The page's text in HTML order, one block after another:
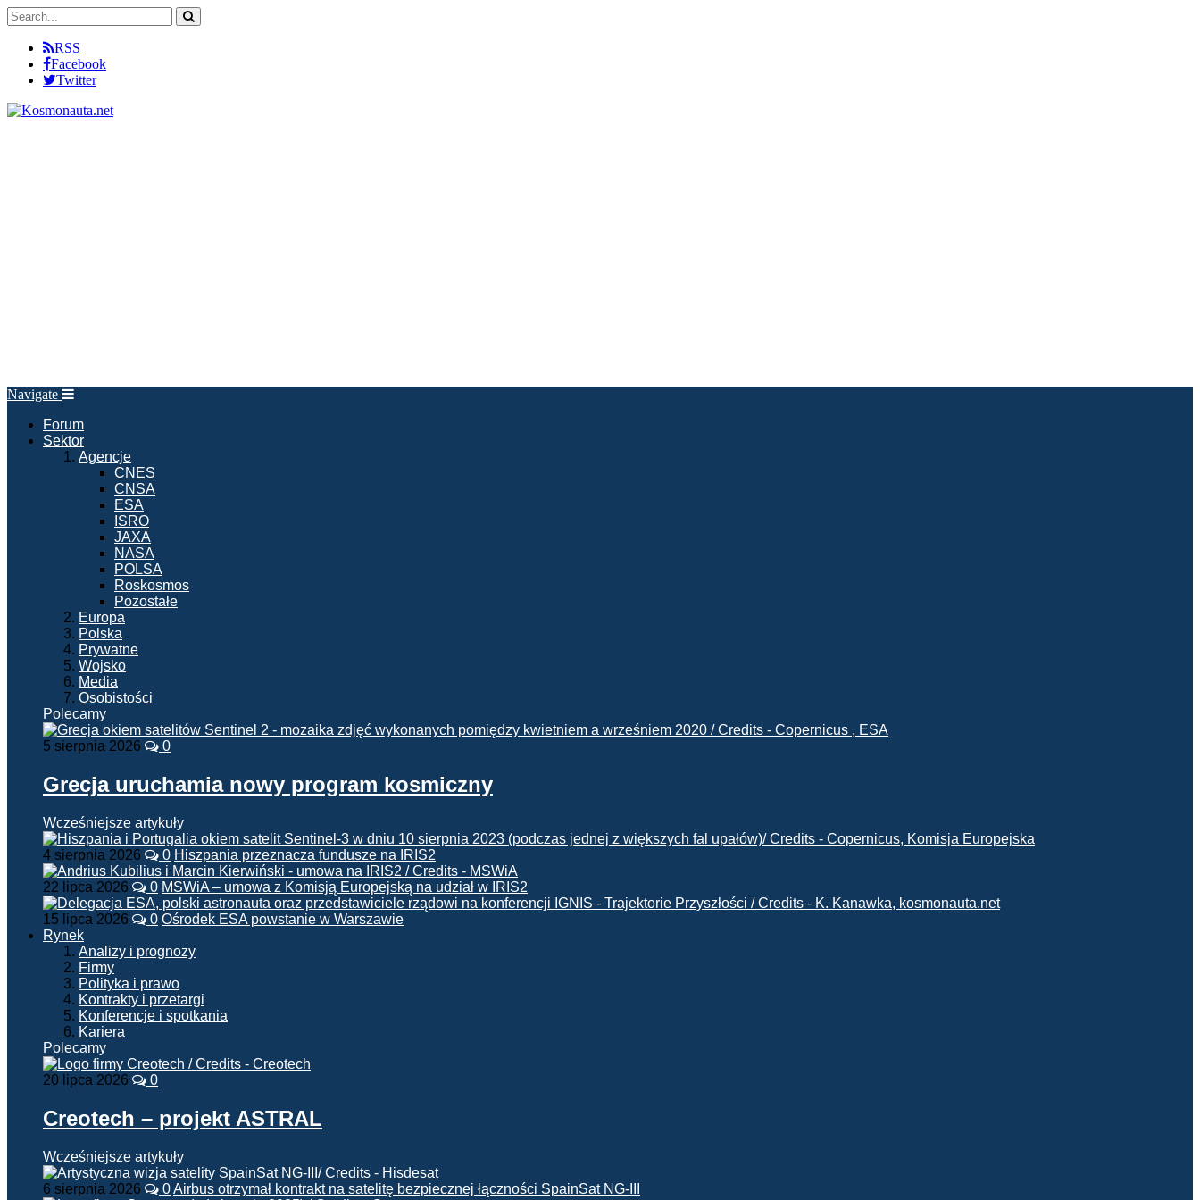
RSS
Facebook
Twitter
Navigate
Forum
Sektor
Agencje
CNES
CNSA
ESA
ISRO
JAXA
NASA
POLSA
Roskosmos
Pozostałe
Europa
Polska
Prywatne
Wojsko
Media
Osobistości
Polecamy
5 sierpnia 2026 0
Grecja uruchamia nowy program kosmiczny
Wcześniejsze artykuły
4 sierpnia 2026 0 Hiszpania przeznacza fundusze na IRIS2
22 lipca 2026 0 MSWiA – umowa z Komisją Europejską na udział w IRIS2
15 lipca 2026 0 Ośrodek ESA powstanie w Warszawie
Rynek
Analizy i prognozy
Firmy
Polityka i prawo
Kontrakty i przetargi
Konferencje i spotkania
Kariera
Polecamy
20 lipca 2026 0
Creotech – projekt ASTRAL
Wcześniejsze artykuły
6 sierpnia 2026 0Airbus otrzymał kontrakt na satelitę bezpiecznej łączności SpainSat NG-III